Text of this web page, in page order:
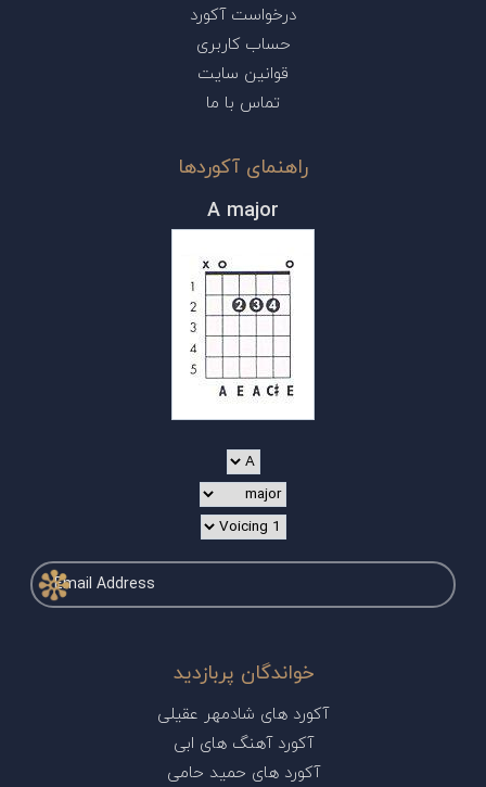
درخواست آکورد
حساب کاربری
قوانین سایت
تماس با ما
راهنمای آکوردها
A major
خواندگان پربازدید
آکورد های شادمهر عقیلی
آکورد آهنگ های ابی
آکورد های حمید حامی